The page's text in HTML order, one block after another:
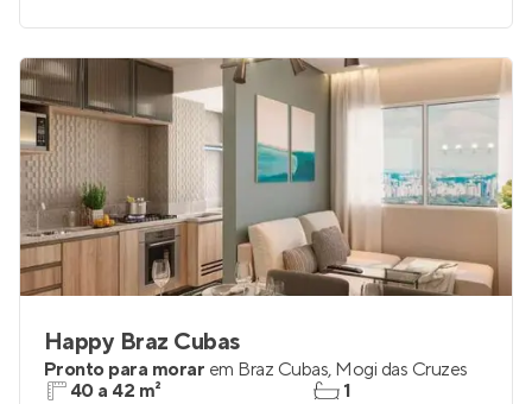
Happy Braz Cubas
Pronto para morar em Braz Cubas, Mogi das Cruzes
40 a 42 m²
1